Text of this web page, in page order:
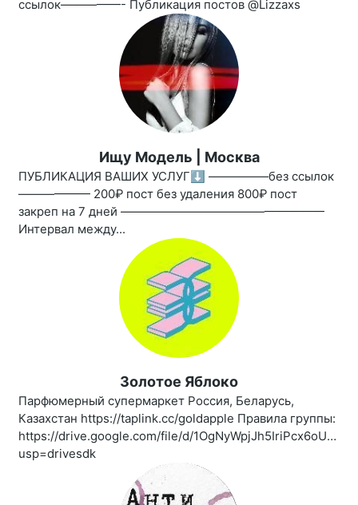
ссылок—————- Публикация постов @Lizzaxs
Ищу Модель | Москва
ПУБЛИКАЦИЯ ВАШИХ УСЛУГ⬇️ —————без ссылок
—————— 200₽ пост без удаления 800₽ пост
закреп на 7 дней —————————————————
Интервал между...
Золотое Яблоко
Парфюмерный супермаркет Россия, Беларусь,
Казахстан https://taplink.cc/goldapple Правила группы:
https://drive.google.com/file/d/
usp=drivesdk